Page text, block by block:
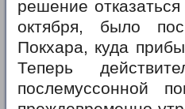
решение
октября, было
Покхара, куда
Теперь
послемуссонной